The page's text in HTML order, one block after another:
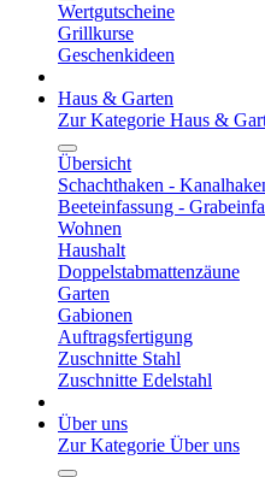
Wertgutscheine
Grillkurse
Geschenkideen
Haus & Garten
Zur Kategorie Haus &
Übersicht
Schachthaken -
Beeteinfassung -
Wohnen
Haushalt
Doppelstabmattenzäune
Garten
Gabionen
Auftragsfertigung
Zuschnitte Stahl
Zuschnitte Edelstahl
Über uns
Zur Kategorie Über uns